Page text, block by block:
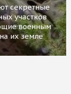
секретные
участков
военным
их земле